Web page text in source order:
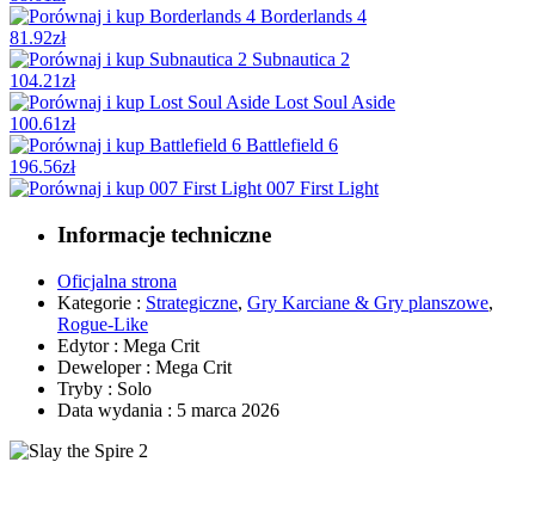
Borderlands 4
81.92zł
Subnautica 2
104.21zł
Lost Soul Aside
100.61zł
Battlefield 6
196.56zł
007 First Light
Informacje techniczne
Oficjalna strona
Kategorie : Strategiczne, Gry Karciane & Gry planszowe,
Rogue-Like
Edytor : Mega Crit
Deweloper : Mega Crit
Tryby : Solo
Data wydania : 5 marca 2026